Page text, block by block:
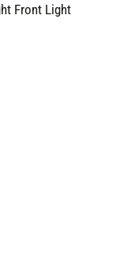
Front Light